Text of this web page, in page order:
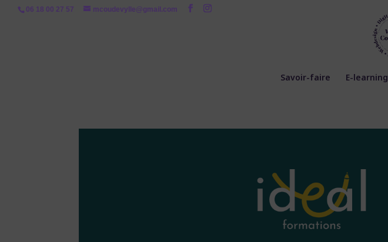
06 18 00 27 57 mcoudevylle@gmail.com
Savoir-faire E-learning